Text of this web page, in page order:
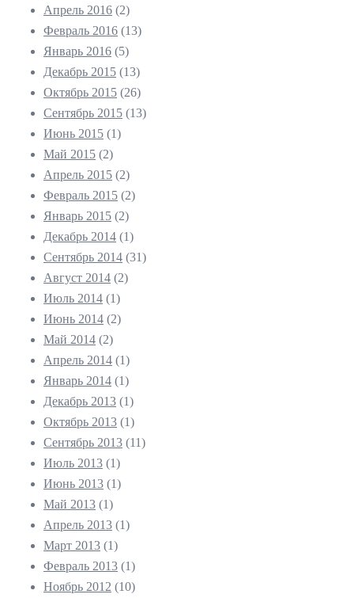
Апрель 2016 (2)
Февраль 2016 (13)
Январь 2016 (5)
Декабрь 2015 (13)
Октябрь 2015 (26)
Сентябрь 2015 (13)
Июнь 2015 (1)
Май 2015 (2)
Апрель 2015 (2)
Февраль 2015 (2)
Январь 2015 (2)
Декабрь 2014 (1)
Сентябрь 2014 (31)
Август 2014 (2)
Июль 2014 (1)
Июнь 2014 (2)
Май 2014 (2)
Апрель 2014 (1)
Январь 2014 (1)
Декабрь 2013 (1)
Октябрь 2013 (1)
Сентябрь 2013 (11)
Июль 2013 (1)
Июнь 2013 (1)
Май 2013 (1)
Апрель 2013 (1)
Март 2013 (1)
Февраль 2013 (1)
Ноябрь 2012 (10)